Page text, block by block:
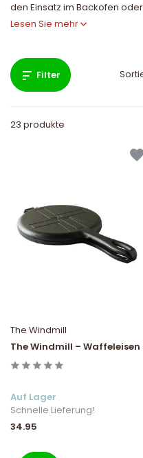
den Einsatz im Backofen
Lesen Sie mehr
Filter
23 produkte
The Windmill
The Windmill – Waffeleisen
Auf Lager
Schnelle Lieferung!
34.95